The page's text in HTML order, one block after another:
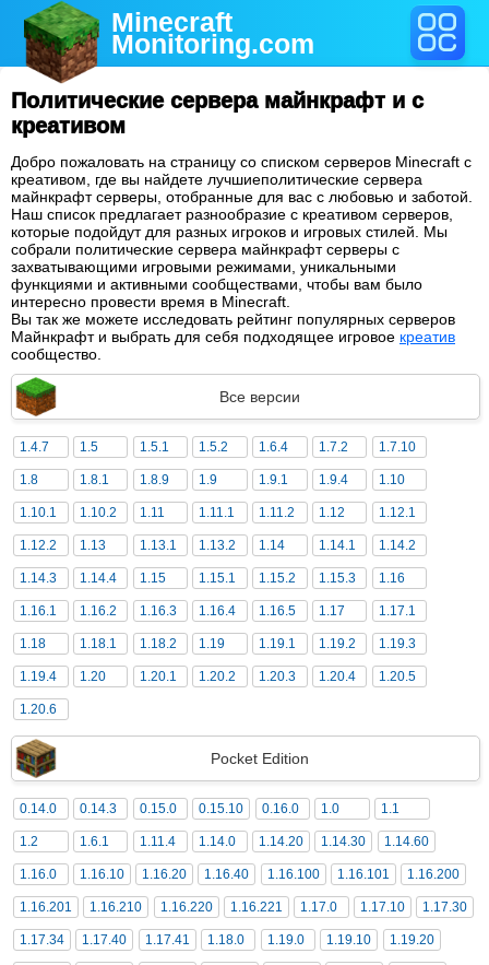
Minecraft
Monitoring.com
Политические сервера майнкрафт и с
креативом
Добро пожаловать на страницу со списком серверов Minecraft с
креативом, где вы найдете лучшиеполитические сервера
майнкрафт серверы, отобранные для вас с любовью и заботой.
Наш список предлагает разнообразие с креативом серверов,
которые подойдут для разных игроков и игровых стилей. Мы
собрали политические сервера майнкрафт серверы с
захватывающими игровыми режимами, уникальными
функциями и активными сообществами, чтобы вам было
интересно провести время в Minecraft.
Вы так же можете исследовать рейтинг популярных серверов
Майнкрафт и выбрать для себя подходящее игровое креатив
сообщество.
Все версии
1.4.7 1.5 1.5.1 1.5.2 1.6.4 1.7.2 1.7.10
1.8 1.8.1 1.8.9 1.9 1.9.1 1.9.4 1.10
1.10.1 1.10.2 1.11 1.11.1 1.11.2 1.12 1.12.1
1.12.2 1.13 1.13.1 1.13.2 1.14 1.14.1 1.14.2
1.14.3 1.14.4 1.15 1.15.1 1.15.2 1.15.3 1.16
1.16.1 1.16.2 1.16.3 1.16.4 1.16.5 1.17 1.17.1
1.18 1.18.1 1.18.2 1.19 1.19.1 1.19.2 1.19.3
1.19.4 1.20 1.20.1 1.20.2 1.20.3 1.20.4 1.20.5
1.20.6
Pocket Edition
0.14.0 0.14.3 0.15.0 0.15.10 0.16.0 1.0 1.1
1.2 1.6.1 1.11.4 1.14.0 1.14.20 1.14.30 1.14.60
1.16.0 1.16.10 1.16.20 1.16.40 1.16.100 1.16.101 1.16.200
1.16.201 1.16.210 1.16.220 1.16.221 1.17.0 1.17.10 1.17.30
1.17.34 1.17.40 1.17.41 1.18.0 1.19.0 1.19.10 1.19.20